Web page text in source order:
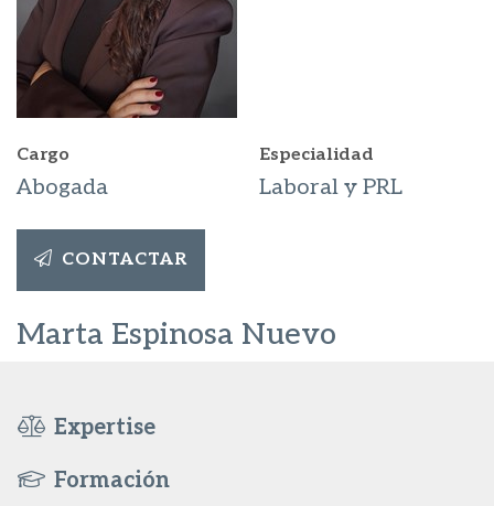
Cargo
Abogada
Especialidad
Laboral y PRL
CONTACTAR
Marta Espinosa Nuevo
Expertise
Formación